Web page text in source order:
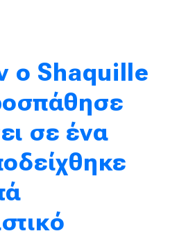
ο Shaquille
σε ένα